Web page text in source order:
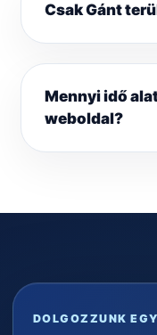
Csak Gánt
Mennyi idő
weboldal?
DOLGOZZUNK